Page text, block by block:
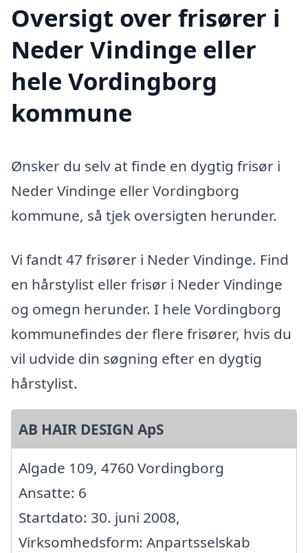
Oversigt over frisører i
Neder Vindinge eller
hele Vordingborg
kommune
Ønsker du selv at finde en dygtig frisør i
Neder Vindinge eller Vordingborg
kommune, så tjek oversigten herunder.
Vi fandt 47 frisører i Neder Vindinge. Find
en hårstylist eller frisør i Neder Vindinge
og omegn herunder. I hele Vordingborg
kommunefindes der flere frisører, hvis du
vil udvide din søgning efter en dygtig
hårstylist.
AB HAIR DESIGN ApS
Algade 109, 4760 Vordingborg
Ansatte: 6
Startdato: 30. juni 2008,
Virksomhedsform: Anpartsselskab